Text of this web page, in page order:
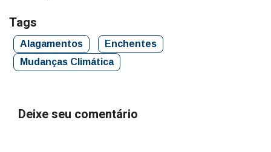
Tags
Alagamentos
Enchentes
Mudanças Climática
Deixe seu comentário